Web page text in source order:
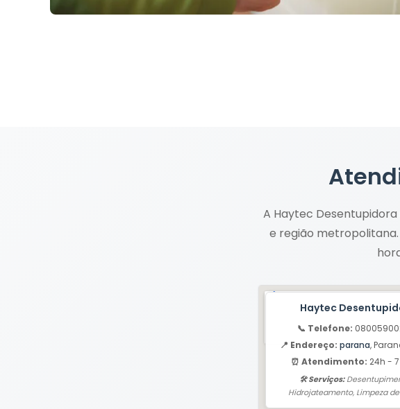
A Haytec
e região
Haytec
📞 Telefone:
📍 Endereço: parana,
⏰ Atendimento: 24h -
🛠️ Serviços:
Hidrojateamento, Limpeza